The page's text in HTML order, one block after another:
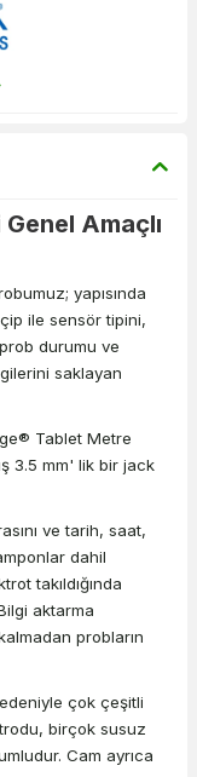
Amaçlı
yapısında
ile sensör tipini,
durumu ve
saklayan
Tablet Metre
3.5 mm' lik bir jack
ve tarih, saat,
dahil
takıldığında
aktarma
probların
çok çeşitli
birçok susuz
Cam ayrıca